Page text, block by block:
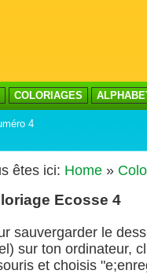
COLORIAGES
4
êtes ici: Home »
Ecosse 4
sauvergarder le
sur ton ordinateur,
et choisis